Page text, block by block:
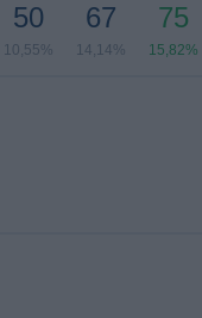
50
10,55%
67
14,14%
75
15,82%